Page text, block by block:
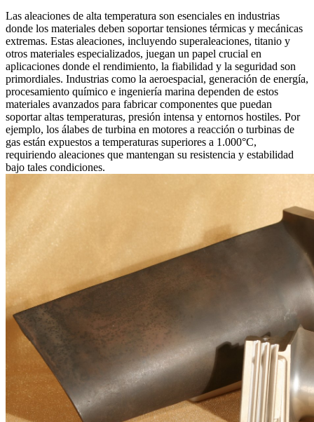
Las aleaciones de alta temperatura son esenciales en industrias
donde los materiales deben soportar tensiones térmicas y mecánicas
extremas. Estas aleaciones, incluyendo superaleaciones, titanio y
otros materiales especializados, juegan un papel crucial en
aplicaciones donde el rendimiento, la fiabilidad y la seguridad son
primordiales. Industrias como la aeroespacial, generación de energía,
procesamiento químico e ingeniería marina dependen de estos
materiales avanzados para fabricar componentes que puedan
soportar altas temperaturas, presión intensa y entornos hostiles. Por
ejemplo, los álabes de turbina en motores a reacción o turbinas de
gas están expuestos a temperaturas superiores a 1.000°C,
requiriendo aleaciones que mantengan su resistencia y estabilidad
bajo tales condiciones.